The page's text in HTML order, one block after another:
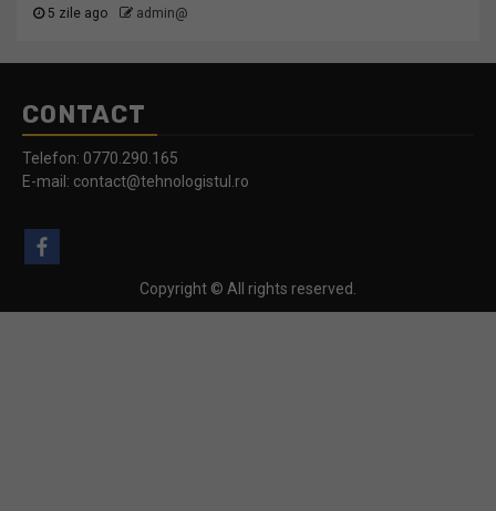
5 zile ago admin@
CONTACT
Telefon: 0770.290.165
E-mail: contact@tehnologistul.ro
Copyright © All rights reserved.